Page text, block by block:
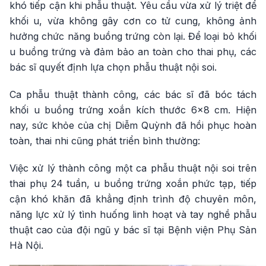
khó tiếp cận khi phẫu thuật. Yêu cầu vừa xử lý triệt để
khối u, vừa không gây cơn co tử cung, không ảnh
hưởng chức năng buồng trứng còn lại. Để loại bỏ khối
u buồng trứng và đảm bảo an toàn cho thai phụ, các
bác sĩ quyết định lựa chọn phẫu thuật nội soi.
Ca phẫu thuật thành công, các bác sĩ đã bóc tách
khối u buồng trứng xoắn kích thước 6x8 cm. Hiện
nay, sức khỏe của chị Diễm Quỳnh đã hồi phục hoàn
toàn, thai nhi cũng phát triển bình thường:
Việc xử lý thành công một ca phẫu thuật nội soi trên
thai phụ 24 tuần, u buồng trứng xoắn phức tạp, tiếp
cận khó khăn đã khẳng định trình độ chuyên môn,
năng lực xử lý tình huống linh hoạt và tay nghề phẫu
thuật cao của đội ngũ y bác sĩ tại Bệnh viện Phụ Sản
Hà Nội.